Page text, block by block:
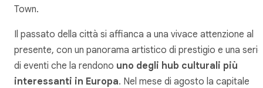
Town.
Il passato della città si affianca a una vivace attenzione al
presente, con un panorama artistico di prestigio e una serie
di eventi che la rendono uno degli hub culturali più
interessanti in Europa. Nel mese di agosto la capitale